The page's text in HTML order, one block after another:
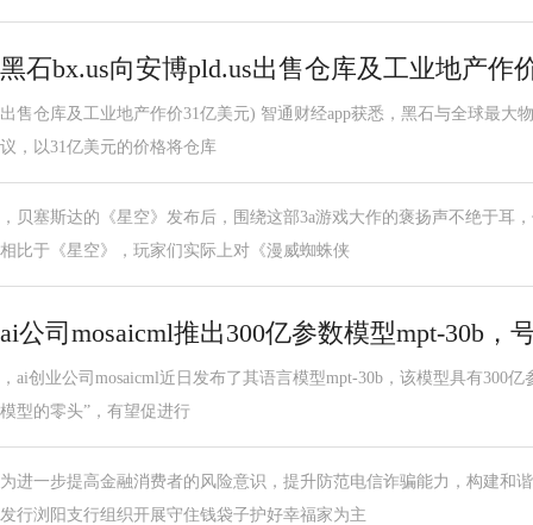
黑石bx.us向安博pld.us出售仓库及工业地产作
出售仓库及工业地产作价31亿美元) 智通财经app获悉，黑石与全球最大
议，以31亿美元的价格将仓库
，贝塞斯达的《星空》发布后，围绕这部3a游戏大作的褒扬声不绝于耳
相比于《星空》，玩家们实际上对《漫威蜘蛛侠
ai公司mosaicml推出300亿参数模型mpt-30b，
，ai创业公司mosaicml近日发布了其语言模型mpt-30b，该模型具有300
模型的零头”，有望促进行
为进一步提高金融消费者的风险意识，提升防范电信诈骗能力，构建和
发行浏阳支行组织开展守住钱袋子护好幸福家为主